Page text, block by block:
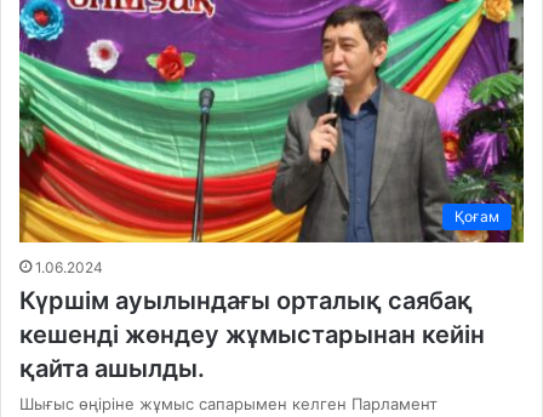
Қоғам
1.06.2024
Күршім ауылындағы орталық саябақ
кешенді жөндеу жұмыстарынан кейін
қайта ашылды.
Шығыс өңіріне жұмыс сапарымен келген Парламент